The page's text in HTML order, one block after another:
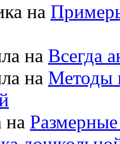
на
на Всегда
на Методы
на